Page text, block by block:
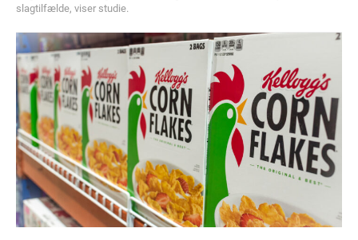
slagtilfælde, viser studie.